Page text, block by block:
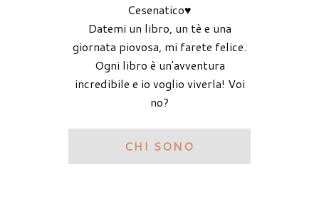
Cesenatico♥
Datemi un libro, un tè e una
giornata piovosa, mi farete felice.
Ogni libro è un'avventura
incredibile e io voglio viverla! Voi
no?
CHI SONO